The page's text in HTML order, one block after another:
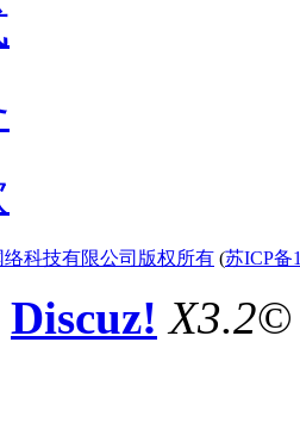
科技有限公司版权所有 (苏ICP备
Discuz! X3.2©